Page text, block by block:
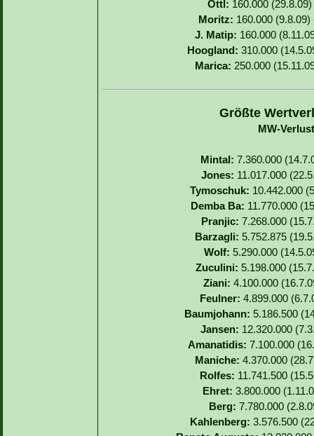
Ottl: 160.000
Moritz: 160.000
J. Matip: 160.000
Hoogland: 310.000
Marica: 250.000
Größte
MW-
Mintal: 7.360.000
Jones: 11.017.000
Tymoschuk: 10.442.000
Demba Ba: 11.770.000
Pranjic: 7.268.000
Barzagli:5.752.875
Wolf:5.290.000
Zuculini:5.198.000
Ziani:4.100.000
Feulner: 4.899.000
Baumjohann: 5.186.500
Jansen: 12.320.000
Amanatidis: 7.100.000
Maniche: 4.370.000
Rolfes: 11.741.500
Ehret: 3.800.000
Berg: 7.780.000
Kahlenberg: 3.576.500